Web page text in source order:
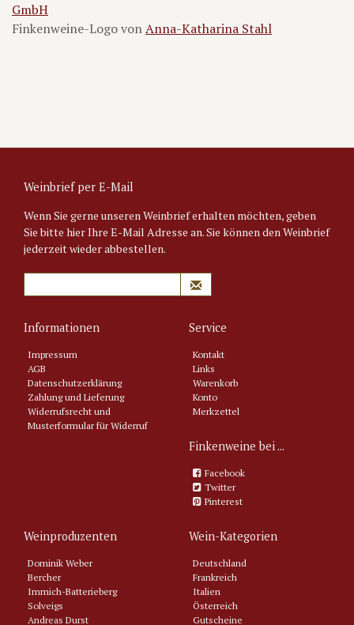
GmbH
Finkenweine-Logo vonAnna-Katharina Stahl
Weinbrief per E-Mail
Wenn Sie gerne unseren Weinbrief erhalten möchten, geben
Sie bitte hier Ihre E-Mail Adresse an. Sie können den Weinbrief
jederzeit wieder abbestellen.
Informationen
Impressum
AGB
Datenschutzerklärung
Zahlung und Lieferung
Widerrufsrecht und
Musterformular für Widerruf
Service
Kontakt
Links
Warenkorb
Konto
Merkzettel
Finkenweine bei ...
Facebook
Twitter
Pinterest
Weinproduzenten
Dominik Weber
Bercher
Immich-Batterieberg
Solveigs
Andreas Durst
Wein-Kategorien
Deutschland
Frankreich
Italien
Österreich
Gutscheine